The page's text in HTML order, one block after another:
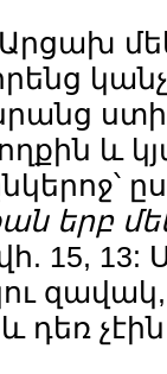
և
երբ
15, 13:
զավակ,
դեռ